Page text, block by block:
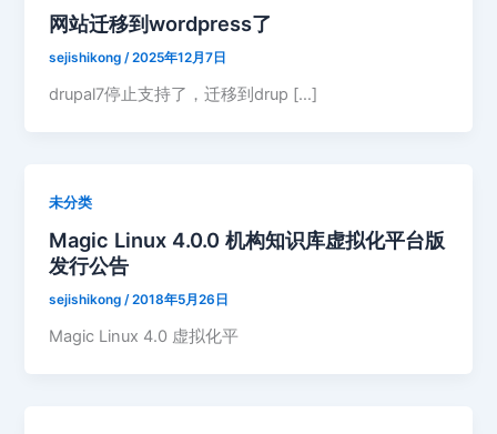
网站迁移到wordpress了
sejishikong/2025年12月7日
drupal7停止支持了，迁移到drup […]
未分类
Magic Linux 4.0.0 机构知识库虚拟化平台版
发行公告
sejishikong/2018年5月26日
Magic Linux 4.0 虚拟化平